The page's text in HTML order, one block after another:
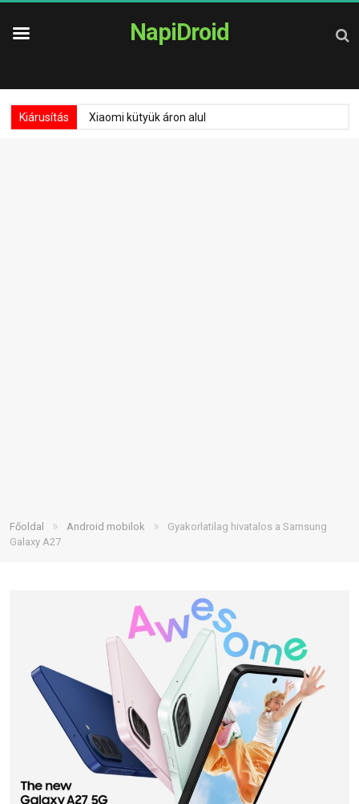
NapiDroid
Kiárusítás Xiaomi kütyük áron alul
Főoldal » Android mobilok »
Gyakorlatilag hivatalos a Samsung
Galaxy A27